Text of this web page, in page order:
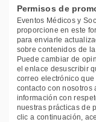
Permisos de
Eventos Médicos y
proporcione en este
para enviarle
sobre contenidos de
Puede cambiar de
el enlace desuscribir
correo electrónico
contacto con nosotros
información con
nuestras prácticas de
clic a continuación,